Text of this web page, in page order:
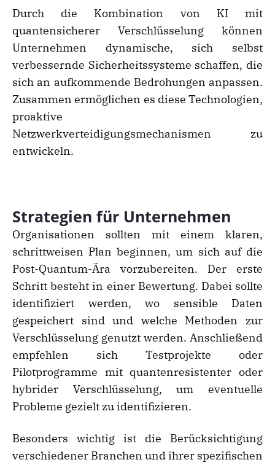
Durch die Kombination von KI mit
quantensicherer Verschlüsselung können
Unternehmen dynamische, sich selbst
verbessernde Sicherheitssysteme schaffen, die
sich an aufkommende Bedrohungen anpassen.
Zusammen ermöglichen es diese Technologien,
proaktive
Netzwerkverteidigungsmechanismen zu
entwickeln.
Strategien für Unternehmen
Organisationen sollten mit einem klaren,
schrittweisen Plan beginnen, um sich auf die
Post-Quantum-Ära vorzubereiten. Der erste
Schritt besteht in einer Bewertung. Dabei sollte
identifiziert werden, wo sensible Daten
gespeichert sind und welche Methoden zur
Verschlüsselung genutzt werden. Anschließend
empfehlen sich Testprojekte oder
Pilotprogramme mit quantenresistenter oder
hybrider Verschlüsselung, um eventuelle
Probleme gezielt zu identifizieren.
Besonders wichtig ist die Berücksichtigung
verschiedener Branchen und ihrer spezifischen